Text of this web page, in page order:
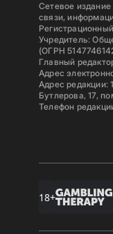
Сетевое
связи,
Учредитель:
(ОГРН
Главный
Адрес
Адрес редакции:
Бутлерова, 17,
Телефон
18+